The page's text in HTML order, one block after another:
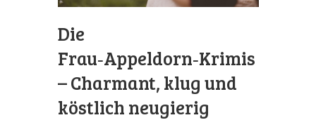
Die
Frau‑Appeldorn‑Krimis
– Charmant, klug und
köstlich neugierig